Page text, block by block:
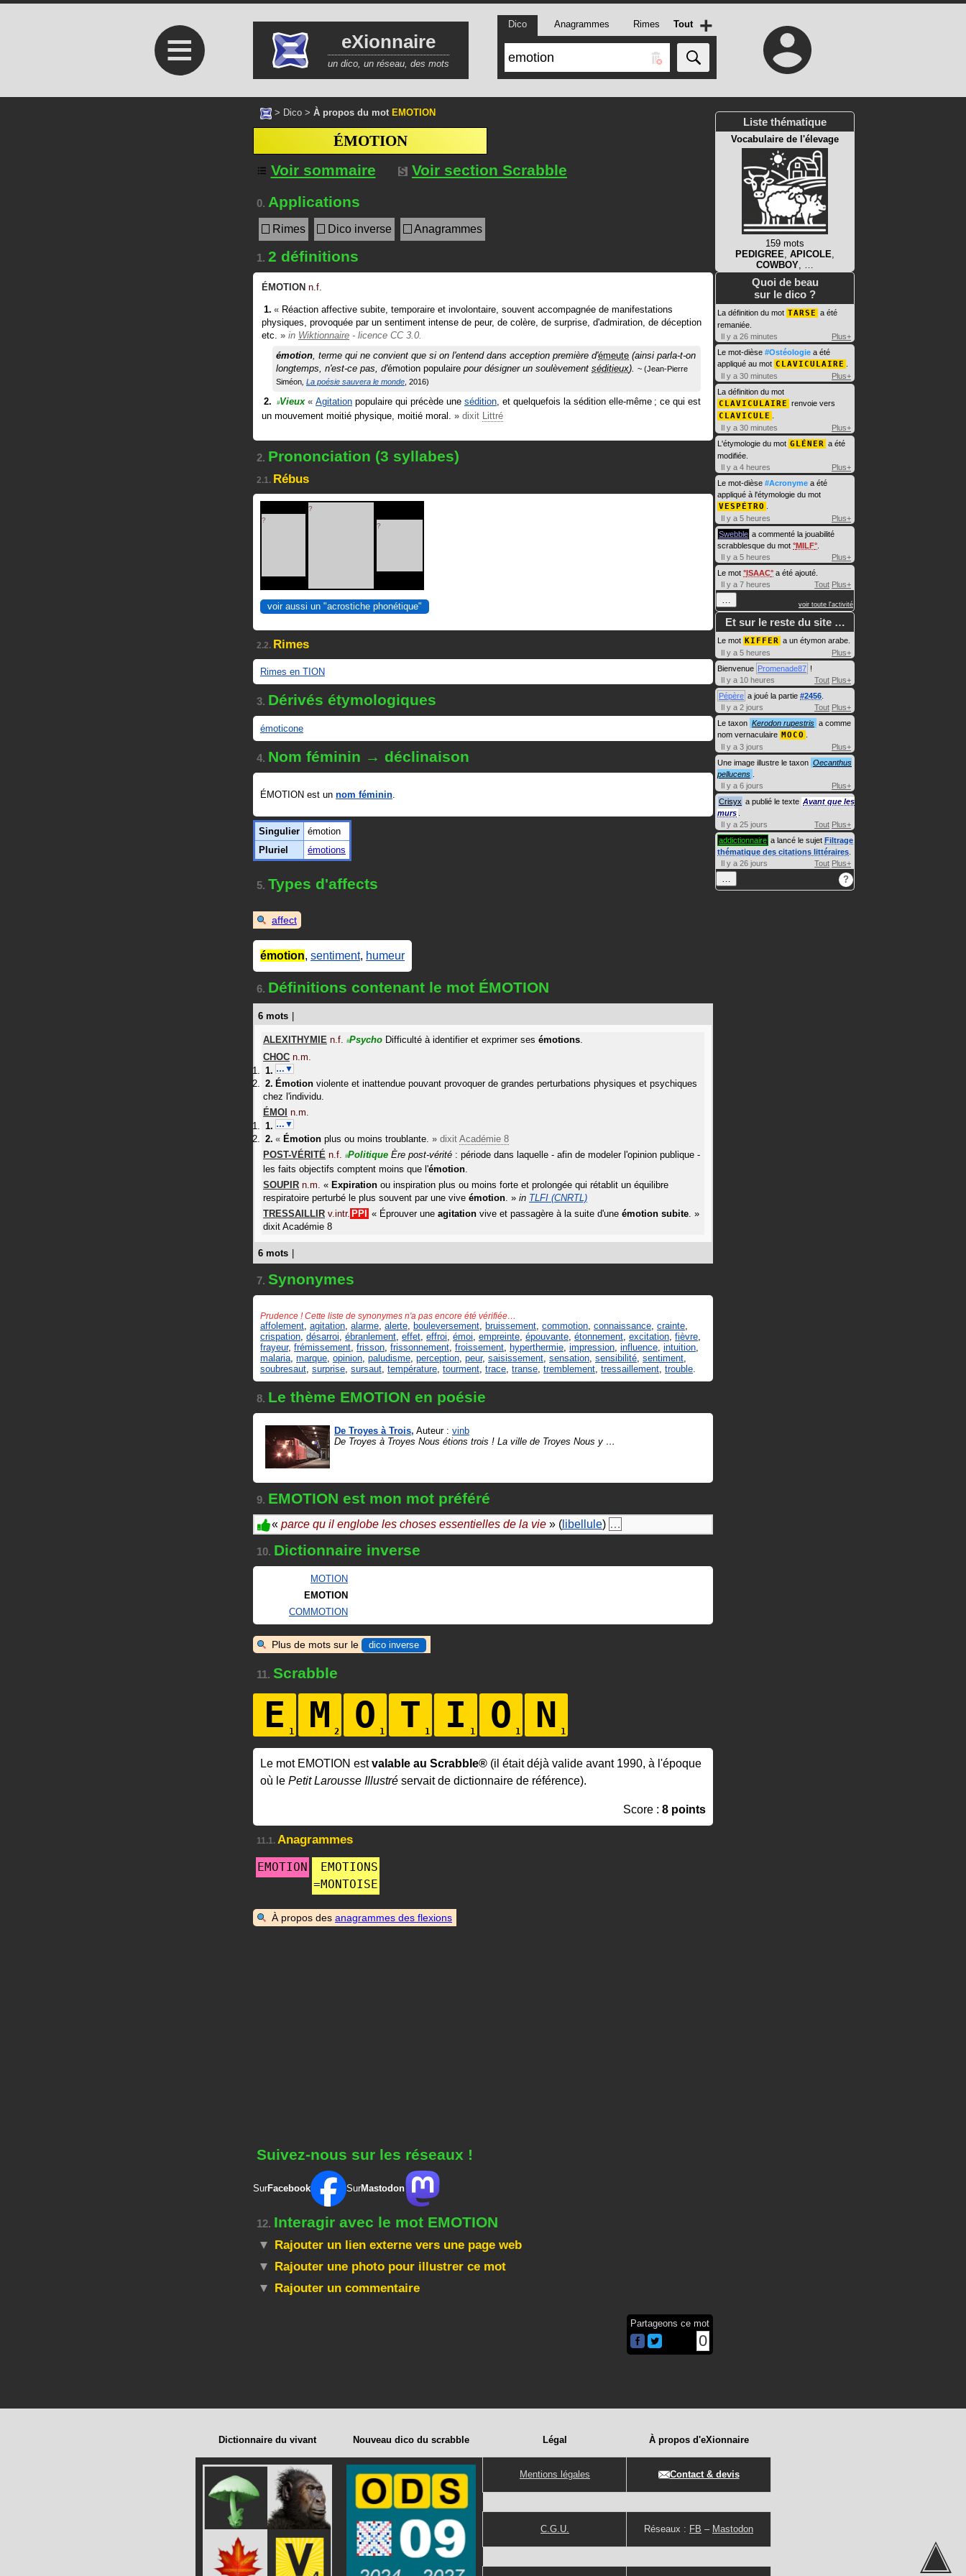
≡ eXionnaire
un dico, un réseau, des mots
Dico Anagrammes Rimes Tout +
> Dico > À propos du mot EMOTION
ÉMOTION
Voir sommaire
Voir section Scrabble
0. Applications
Rimes Dico inverse Anagrammes
1. 2 définitions
ÉMOTION n.f.
« Réaction affective subite, temporaire et involontaire, souvent accompagnée de manifestations
physiques, provoquée par un sentiment intense de peur, de colère, de surprise, d'admiration, de déception
etc. » in Wiktionnaire - licence CC 3.0.
émotion, terme qui ne convient que si on l'entend dans acception première d'émeute (ainsi parla-t-on
longtemps, n'est-ce pas, d'émotion populaire pour désigner un soulèvement séditieux).
Jean-Pierre
Siméon La poésie sauvera le monde 2016
#Vieux « Agitation populaire qui précède une sédition, et quelquefois la sédition elle-même ; ce qui est
un mouvement moitié physique, moitié moral. » dixit Littré
2. Prononciation (3 syllabes)
2.1. Rébus
?
?
?
voir aussi un "acrostiche phonétique"
2.2. Rimes
Rimes en TION
3. Dérivés étymologiques
émoticone
4. Nom féminin → déclinaison
ÉMOTION est un nom féminin.
Singulier
émotion
Pluriel
émotions
5. Types d'affects
affect
émotion, sentiment, humeur
6. Définitions contenant le mot ÉMOTION
6 mots
ALEXITHYMIE n.f. #Psycho Difficulté à identifier et exprimer ses émotions.
CHOC n.m.
…▼
Émotion violente et inattendue pouvant provoquer de grandes perturbations physiques et psychiques
chez l'individu.
ÉMOI n.m.
…▼
« Émotion plus ou moins troublante. » dixit Académie 8
POST-VÉRITÉ n.f. #Politique Ère post-vérité : période dans laquelle - afin de modeler l'opinion publique -
les faits objectifs comptent moins que l'émotion.
SOUPIR n.m. « Expiration ou inspiration plus ou moins forte et prolongée qui rétablit un équilibre
respiratoire perturbé le plus souvent par une vive émotion. » in TLFI (CNRTL)
TRESSAILLIR v.intr. PPI « Éprouver une agitation vive et passagère à la suite d'une émotion subite. »
dixit Académie 8
6 mots
7. Synonymes
Prudence ! Cette liste de synonymes n'a pas encore été vérifiée…
affolement agitation alarme alerte bouleversement bruissement commotion connaissance crainte
crispation désarroi ébranlement effet effroi émoi empreinte épouvante étonnement excitation fièvre
frayeur, frémissement frisson frissonnement froissement hyperthermie impression influence intuition
malaria marque opinion paludisme perception peur, saisissement sensation sensibilité sentiment
soubresaut surprise sursaut température tourment trace transe tremblement tressaillement trouble
8. Le thème EMOTION en poésie
De Troyes à Trois, Auteur : vinb
De Troyes à Troyes Nous étions trois ! La ville de Troyes Nous y …
9. EMOTION est mon mot préféré
« parce qu il englobe les choses essentielles de la vie » ( libellule) …
10. Dictionnaire inverse
MOTION
EMOTION
COMMOTION
Plus de mots sur le dico inverse
11. Scrabble
E M O T I O N
Le mot EMOTION estvalable au Scrabble® (il était déjà valide avant 1990, à l'époque
où le Petit Larousse Illustré servait de dictionnaire de référence).
Score : 8 points
11.1. Anagrammes
EMOTION
EMOTIONS
=MONTOISE
À propos des anagrammes des flexions
Suivez-nous sur les réseaux !
SurFacebook SurMastodon
12. Interagir avec le mot EMOTION
Rajouter un lien externe vers une page web
Rajouter une photo pour illustrer ce mot
Rajouter un commentaire
Partageons ce mot
0
Liste thématique
Vocabulaire de l'élevage
159 mots
PEDIGREE, APICOLE,
COWBOY, …
Quoi de beau
sur le dico ?
La définition du mot TARSE a été
remaniée.
Il y a 26 minutes
Plus+
Le mot-dièse #Ostéologie a été
appliqué au mot CLAVICULAIRE
Il y a 30 minutes
Plus+
La définition du mot
CLAVICULAIRE renvoie vers
CLAVICULE
Il y a 30 minutes
Plus+
L'étymologie du mot GLÉNER a été
modifiée.
Il y a 4 heures
Plus+
Le mot-dièse #Acronyme a été
appliqué à l'étymologie du mot
VESPÉTRO
Il y a 5 heures
Plus+
Swebble a commenté la jouabilité
scrabblesque du mot MILF
Il y a 5 heures
Plus+
Le mot ISAAC a été ajouté.
Il y a 7 heures
Tout Plus+
… voir toute l'activité
Et sur le reste du site …
Le mot KIFFER a un étymon arabe.
Il y a 5 heures
Plus+
Bienvenue Promenade87 !
Il y a 10 heures
Tout Plus+
Pépère a joué la partie #2456
Il y a 2 jours
Tout Plus+
Le taxon Kerodon rupestris a comme
nom vernaculaire MOCO
Il y a 3 jours
Plus+
Une image illustre le taxon Oecanthus
pellucens
Il y a 6 jours
Plus+
Crisyx a publié le texte Avant que les
murs
Il y a 25 jours
Tout Plus+
addictionnaire a lancé le sujet Filtrage
thématique des citations littéraires
Il y a 26 jours
Tout Plus+
… ?
Dictionnaire du vivant Nouveau dico du scrabble Légal
Mentions légales
C.G.U.
À propos d'eXionnaire
Contact & devis
Réseaux : FB – Mastodon